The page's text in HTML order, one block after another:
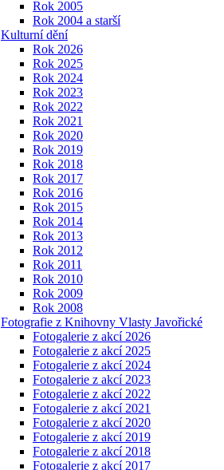
Rok 2005
Rok 2004 a starší
Kulturní dění
Rok 2026
Rok 2025
Rok 2024
Rok 2023
Rok 2022
Rok 2021
Rok 2020
Rok 2019
Rok 2018
Rok 2017
Rok 2016
Rok 2015
Rok 2014
Rok 2013
Rok 2012
Rok 2011
Rok 2010
Rok 2009
Rok 2008
Fotografie z Knihovny Vlasty Javořické
Fotogalerie z akcí 2026
Fotogalerie z akcí 2025
Fotogalerie z akcí 2024
Fotogalerie z akcí 2023
Fotogalerie z akcí 2022
Fotogalerie z akcí 2021
Fotogalerie z akcí 2020
Fotogalerie z akcí 2019
Fotogalerie z akcí 2018
Fotogalerie z akcí 2017